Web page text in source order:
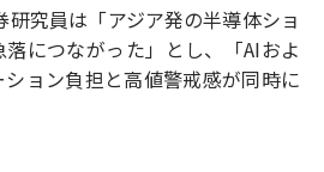
究員は「アジア発の半導体ショ
につながった」とし、「AIおよ
ョン負担と高値警戒感が同時に